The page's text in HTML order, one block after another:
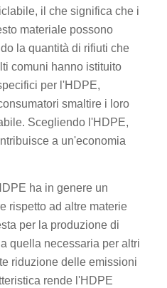
il che significa che i
materiale possono
la quantità di rifiuti che
comuni hanno istituito
per l'HDPE,
smaltire i loro
Scegliendo l'HDPE,
a un'economia
ha in genere un
rispetto ad altre materie
per la produzione di
quella necessaria per altri
riduzione delle emissioni
rende l'HDPE